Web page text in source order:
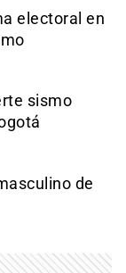
electoral en
sismo
de